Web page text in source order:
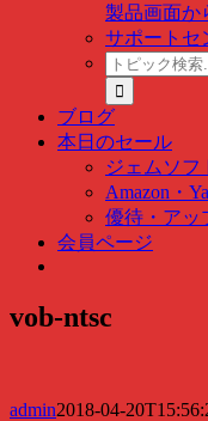
製品画面か
サポートセ
ト
ピ
ッ
ク
検
索
…
ブログ
本日のセール
ジェムソフ
Amazon・
優待・アッ
会員ページ
vob-ntsc
admin2018-04-